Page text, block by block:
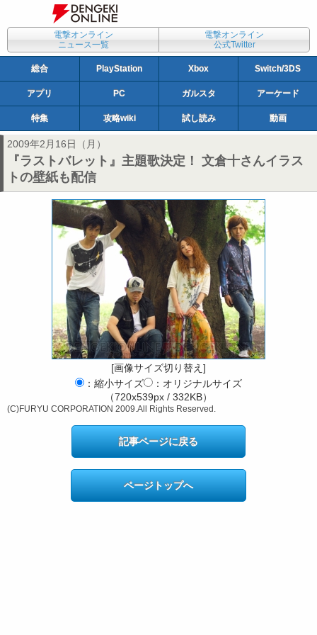
電撃オンライン
ニュース一覧
電撃オンライン
公式Twitter
総合 PlayStation Xbox Switch/3DS
アプリ PC ガルスタ アーケード
特集 攻略wiki 試し読み 動画
2009年2月16日（月）
『ラストバレット』主題歌決定！ 文倉十さんイラス
トの壁紙も配信
[画像サイズ切り替え]
：縮小サイズ
：オリジナルサイズ
（720x539px / 332KB）
(C)FURYU CORPORATION 2009.All Rights Reserved.
記事ページに戻る
ページトップへ